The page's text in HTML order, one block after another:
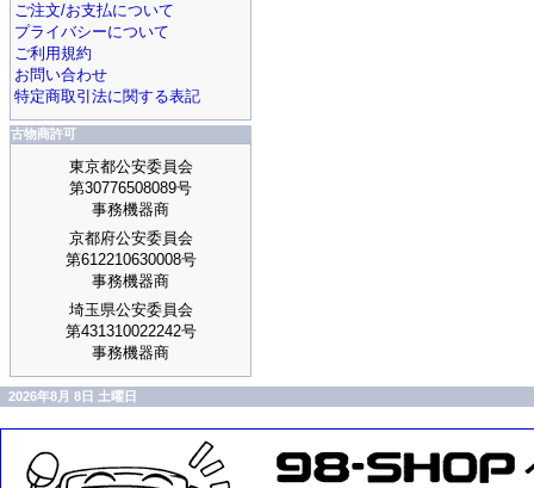
ご注文/お支払について
プライバシーについて
ご利用規約
お問い合わせ
特定商取引法に関する表記
古物商許可
東京都公安委員会
第30776508089号
事務機器商
京都府公安委員会
第612210630008号
事務機器商
埼玉県公安委員会
第431310022242号
事務機器商
2026年8月 8日 土曜日